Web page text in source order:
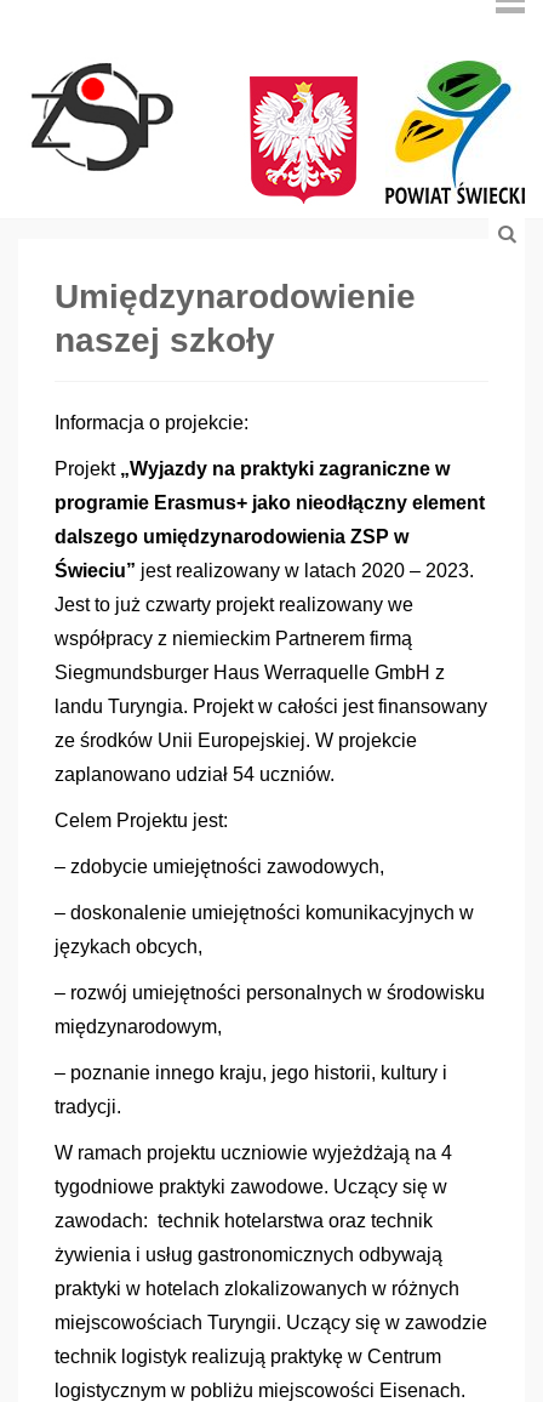
Umiędzynarodowienie
naszej szkoły
Informacja o projekcie:
Projekt „Wyjazdy na praktyki zagraniczne w
programie Erasmus+ jako nieodłączny element
dalszego umiędzynarodowienia ZSP w
Świeciu” jest realizowany w latach 2020 – 2023.
Jest to już czwarty projekt realizowany we
współpracy z niemieckim Partnerem firmą
Siegmundsburger Haus Werraquelle GmbH z
landu Turyngia. Projekt w całości jest finansowany
ze środków Unii Europejskiej. W projekcie
zaplanowano udział 54 uczniów.
Celem Projektu jest:
– zdobycie umiejętności zawodowych,
– doskonalenie umiejętności komunikacyjnych w
językach obcych,
– rozwój umiejętności personalnych w środowisku
międzynarodowym,
– poznanie innego kraju, jego historii, kultury i
tradycji.
W ramach projektu uczniowie wyjeżdżają na 4
tygodniowe praktyki zawodowe. Uczący się w
zawodach: technik hotelarstwa oraz technik
żywienia i usług gastronomicznych odbywają
praktyki w hotelach zlokalizowanych w różnych
miejscowościach Turyngii. Uczący się w zawodzie
technik logistyk realizują praktykę w Centrum
logistycznym w pobliżu miejscowości Eisenach.